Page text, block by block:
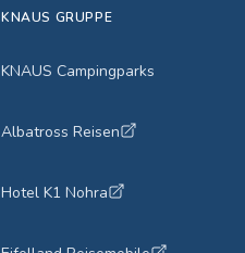
KNAUS GRUPPE
KNAUS Campingparks
Albatross Reisen
Hotel K1 Nohra